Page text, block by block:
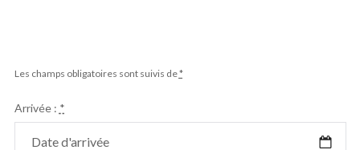
Les champs obligatoires sont suivis de*
Arrivée : *